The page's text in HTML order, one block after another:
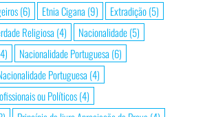
(6) Etnia Cigana (9) Extradição(5)
Religiosa (4) Nacionalidade(5)
Nacionalidade Portuguesa (6)
Portuguesa (4)
ou Políticos(4)